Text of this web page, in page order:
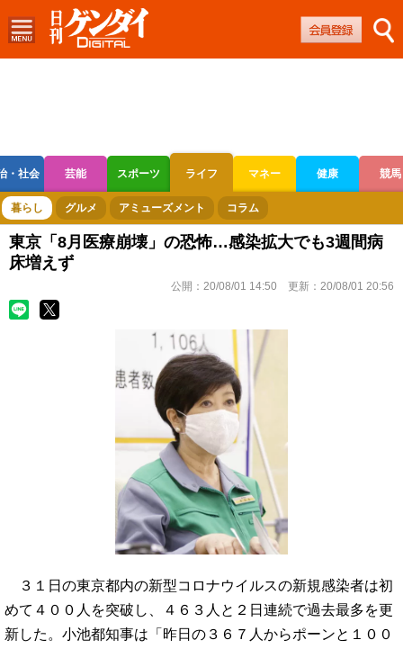
・社会 芸能 スポーツ ライフ マネー 健康 競馬
ボートレース 競輪 オートレース
暮らし グルメ アミューズメント コラム
東京「8月医療崩壊」の恐怖…感染拡大でも3週間病
床増えず
公開： 20/08/01 14:50 更新： 20/08/01 20:56
３１日の東京都内の新型コロナウイルスの新規感染者は初
めて４００人を突破し、４６３人と２日連続で過去最多を更
新した。小池都知事は「昨日の３６７人からポーンと１００